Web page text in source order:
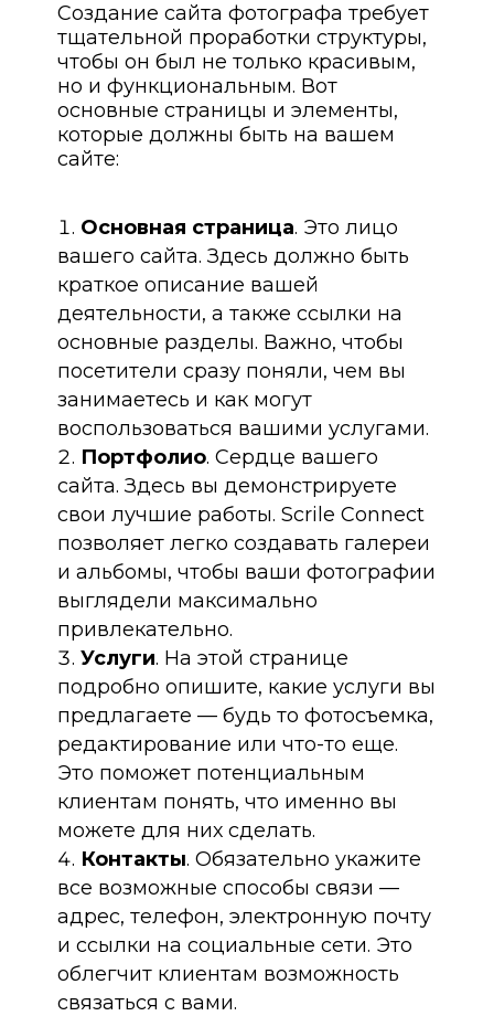
Создание сайта фотографа требует
тщательной проработки структуры,
чтобы он был не только красивым,
но и функциональным. Вот
основные страницы и элементы,
которые должны быть на вашем
сайте:
Основная страница. Это лицо
вашего сайта. Здесь должно быть
краткое описание вашей
деятельности, а также ссылки на
основные разделы. Важно, чтобы
посетители сразу поняли, чем вы
занимаетесь и как могут
воспользоваться вашими услугами.
Портфолио. Сердце вашего
сайта. Здесь вы демонстрируете
свои лучшие работы. Scrile Connect
позволяет легко создавать галереи
и альбомы, чтобы ваши фотографии
выглядели максимально
привлекательно.
Услуги. На этой странице
подробно опишите, какие услуги вы
предлагаете — будь то фотосъемка,
редактирование или что-то еще.
Это поможет потенциальным
клиентам понять, что именно вы
можете для них сделать.
Контакты. Обязательно укажите
все возможные способы связи —
адрес, телефон, электронную почту
и ссылки на социальные сети. Это
облегчит клиентам возможность
связаться с вами.